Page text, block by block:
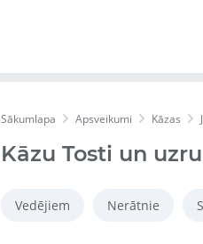
Sākumlapa Apsveikumi Kāzas
Kāzu Tosti un
Vedējiem Nerātnie